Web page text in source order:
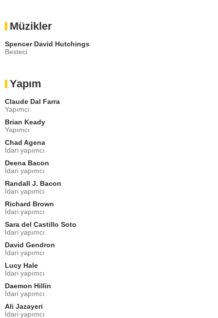
Müzikler
Spencer David Hutchings
Besteci
Yapım
Claude Dal Farra
Yapımcı
Brian Keady
Yapımcı
Chad Agena
İdari yapımcı
Deena Bacon
İdari yapımcı
Randall J. Bacon
İdari yapımcı
Richard Brown
İdari yapımcı
Sara del Castillo Soto
İdari yapımcı
David Gendron
İdari yapımcı
Lucy Hale
İdari yapımcı
Daemon Hillin
İdari yapımcı
Ali Jazayeri
İdari yapımcı